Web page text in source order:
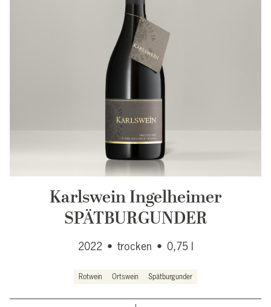
Karlswein Ingelheimer
SPÄTBURGUNDER
2022 • trocken • 0,75 l
Rotwein Ortswein Spätburgunder